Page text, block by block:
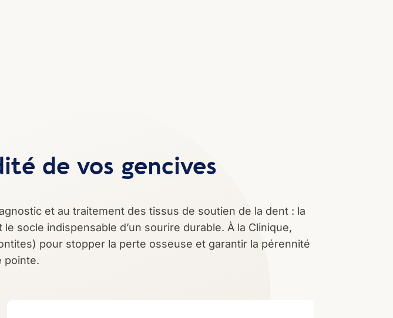
de vos gencives
et au traitement des tissus de soutien de la dent : la
socle indispensable d’un sourire durable. À la Clinique,
pour stopper la perte osseuse et garantir la pérennité
pointe.